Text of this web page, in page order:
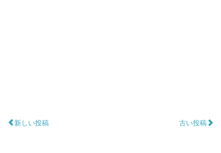
新しい投稿 古い投稿